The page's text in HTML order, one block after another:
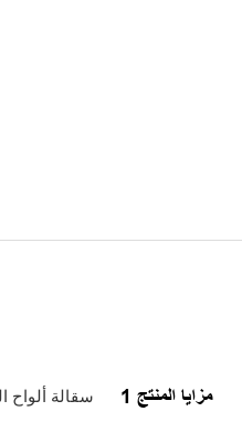
مزايا المنتج 1